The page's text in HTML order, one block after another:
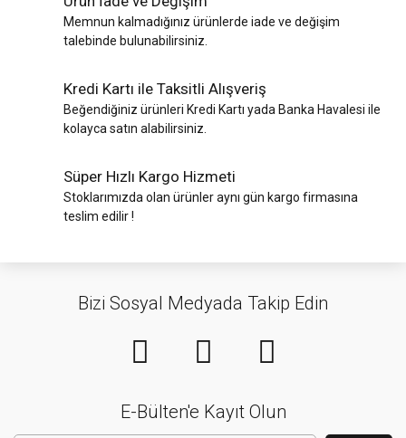
Memnun kalmadığınız ürünlerde iade ve değişim
talebinde bulunabilirsiniz.
Kredi Kartı ile Taksitli Alışveriş
Beğendiğiniz ürünleri Kredi Kartı yada Banka Havalesi ile
kolayca satın alabilirsiniz.
Süper Hızlı Kargo Hizmeti
Stoklarımızda olan ürünler aynı gün kargo firmasına
teslim edilir !
Bizi Sosyal Medyada Takip Edin
E-Bülten'e Kayıt Olun